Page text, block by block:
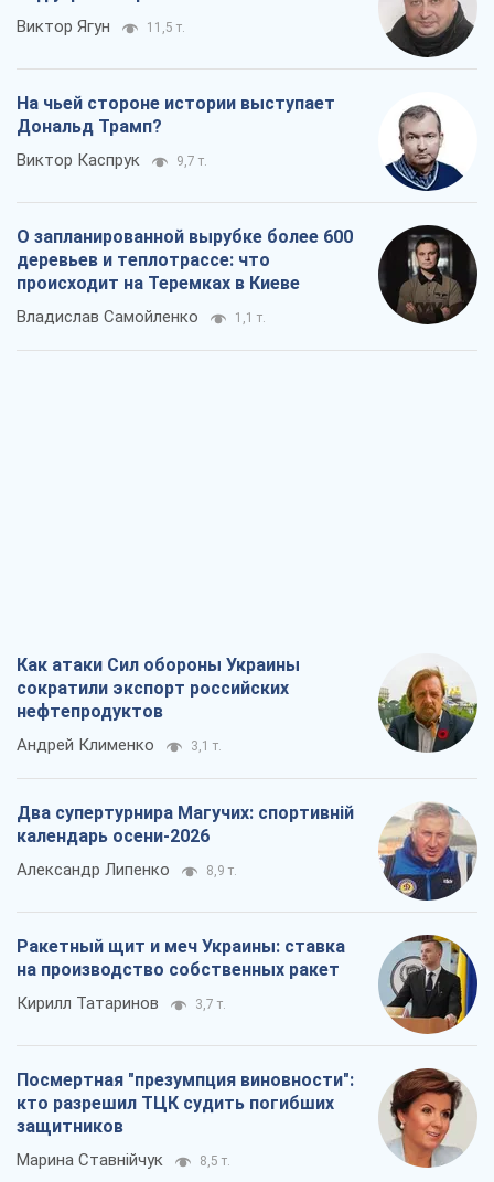
Виктор Ягун 11,5 т.
На чьей стороне истории выступает
Дональд Трамп?
Виктор Каспрук 9,7 т.
О запланированной вырубке более 600
деревьев и теплотрассе: что
происходит на Теремках в Киеве
Владислав Самойленко 1,1 т.
Как атаки Сил обороны Украины
сократили экспорт российских
нефтепродуктов
Андрей Клименко 3,1 т.
Два супертурнира Магучих: спортивній
календарь осени-2026
Александр Липенко 8,9 т.
Ракетный щит и меч Украины: ставка
на производство собственных ракет
Кирилл Татаринов 3,7 т.
Посмертная "презумпция виновности":
кто разрешил ТЦК судить погибших
защитников
Марина Ставнійчук 8,5 т.